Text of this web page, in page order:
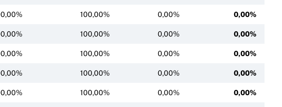
100,00% 0,00% 0,00%
100,00% 0,00% 0,00%
100,00% 0,00% 0,00%
100,00% 0,00% 0,00%
100,00% 0,00% 0,00%